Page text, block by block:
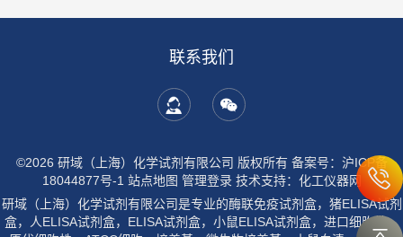
联系我们
©2026 研域（上海）化学试剂有限公司 版权所有 备案号：沪ICP备
18044877号-1 站点地图 管理登录技术支持： 化工仪器网
研域（上海）化学试剂有限公司是专业的酶联免疫试剂盒，猪ELISA试剂
盒，人ELISA试剂盒，ELISA试剂盒，小鼠ELISA试剂盒，进口细胞株，